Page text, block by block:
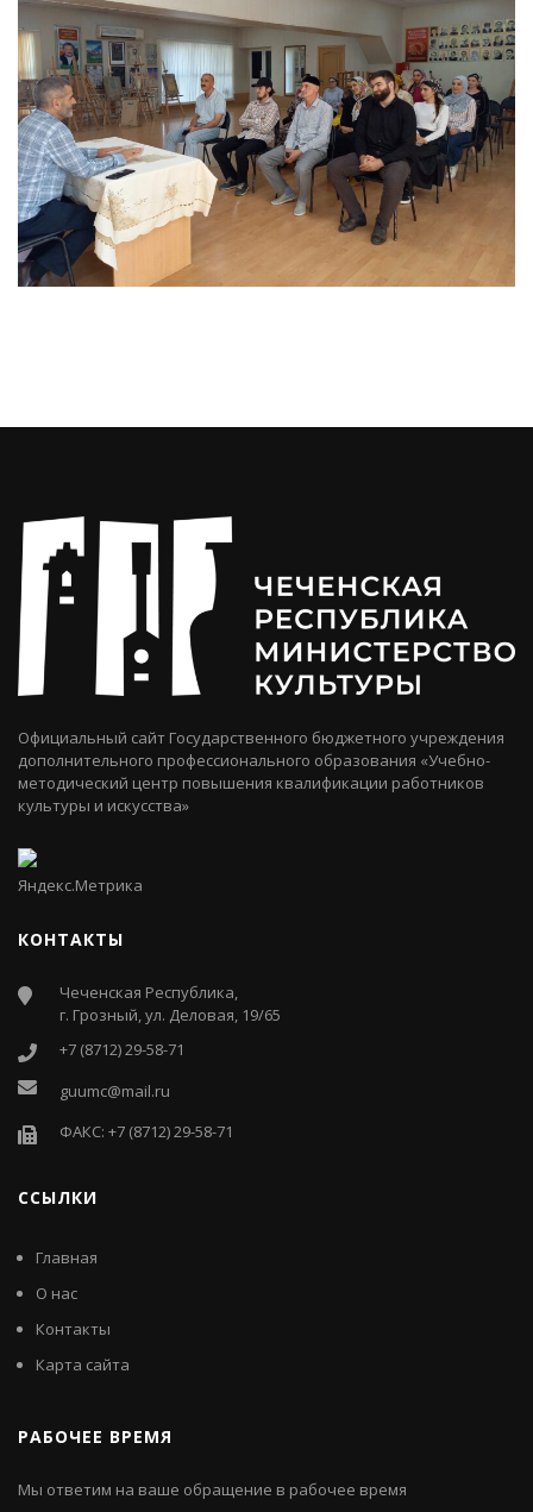
Официальный сайт Государственного бюджетного учреждения
дополнительного профессионального образования «Учебно-
методический центр повышения квалификации работников
культуры и искусства»
КОНТАКТЫ
Чеченская Республика,
г. Грозный, ул. Деловая, 19/65
+7 (8712) 29-58-71
guumc@mail.ru
ФАКС: +7 (8712) 29-58-71
ССЫЛКИ
Главная
О нас
Контакты
Карта сайта
РАБОЧЕЕ ВРЕМЯ
Мы ответим на ваше обращение в рабочее время